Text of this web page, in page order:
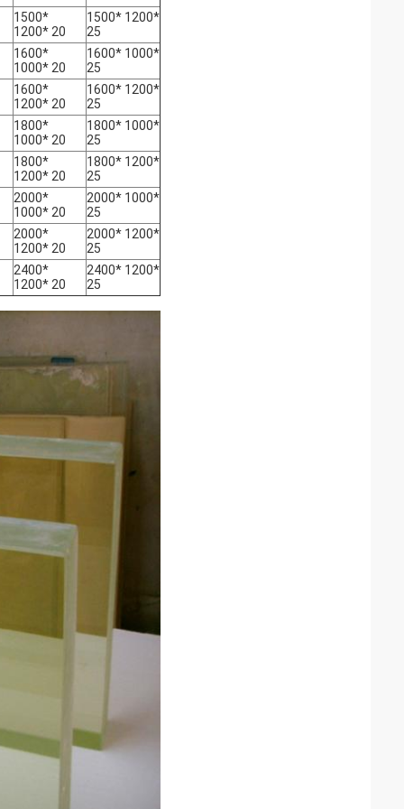
1500*
1200* 20
1500* 1200*
25
1600*
1000* 20
1600* 1000*
25
1600*
1200* 20
1600* 1200*
25
1800*
1000* 20
1800* 1000*
25
1800*
1200* 20
1800* 1200*
25
2000*
1000* 20
2000* 1000*
25
2000*
1200* 20
2000* 1200*
25
2400*
1200* 20
2400* 1200*
25